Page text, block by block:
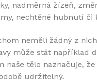
nadměrná žízeň,
nechtěné hubnutí či
neměli žádný z
může stát například
naše tělo naznačuje,
udržitelný.